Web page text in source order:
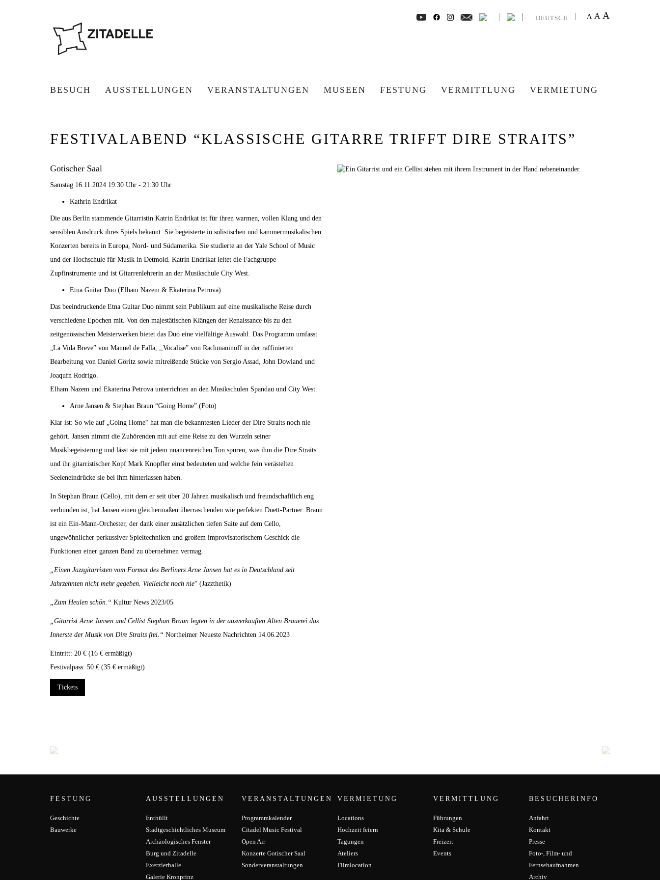
DEUTSCH A A A
BESUCH AUSSTELLUNGEN VERANSTALTUNGEN MUSEEN FESTUNG VERMITTLUNG VERMIETUNG
FESTIVALABEND “KLASSISCHE GITARRE TRIFFT DIRE STRAITS”
Gotischer Saal
Samstag 16.11.2024 19:30 Uhr - 21:30 Uhr
Kathrin Endrikat
Die aus Berlin stammende Gitarristin Katrin Endrikat ist für ihren warmen, vollen Klang und den
sensiblen Ausdruck ihres Spiels bekannt. Sie begeisterte in solistischen und kammermusikalischen
Konzerten bereits in Europa, Nord- und Südamerika. Sie studierte an der Yale School of Music
und der Hochschule für Musik in Detmold. Katrin Endrikat leitet die Fachgruppe
Zupfinstrumente und ist Gitarrenlehrerin an der Musikschule City West.
Etna Guitar Duo (Elham Nazem & Ekaterina Petrova)
Das beeindruckende Etna Guitar Duo nimmt sein Publikum auf eine musikalische Reise durch
verschiedene Epochen mit. Von den majestätischen Klängen der Renaissance bis zu den
zeitgenössischen Meisterwerken bietet das Duo eine vielfältige Auswahl. Das Programm umfasst
„La Vida Breve” von Manuel de Falla, ,,Vocalise” von Rachmaninoff in der raffinierten
Bearbeitung von Daniel Göritz sowie mitreißende Stücke von Sergio Assad, John Dowland und
Joaqufn Rodrigo.
Elham Nazem und Ekaterina Petrova unterrichten an den Musikschulen Spandau und City West.
Arne Jansen & Stephan Braun “Going Home” (Foto)
Klar ist: So wie auf „Going Home“ hat man die bekanntesten Lieder der Dire Straits noch nie
gehört. Jansen nimmt die Zuhörenden mit auf eine Reise zu den Wurzeln seiner
Musikbegeisterung und lässt sie mit jedem nuancenreichen Ton spüren, was ihm die Dire Straits
und ihr gitarristischer Kopf Mark Knopfler einst bedeuteten und welche fein verästelten
Seeleneindrücke sie bei ihm hinterlassen haben.
In Stephan Braun (Cello), mit dem er seit über 20 Jahren musikalisch und freundschaftlich eng
verbunden ist, hat Jansen einen gleichermaßen überraschenden wie perfekten Duett-Partner. Braun
ist ein Ein-Mann-Orchester, der dank einer zusätzlichen tiefen Saite auf dem Cello,
ungewöhnlicher perkussiver Spieltechniken und großem improvisatorischem Geschick die
Funktionen einer ganzen Band zu übernehmen vermag.
„Einen Jazzgitarristen vom Format des Berliners Arne Jansen hat es in Deutschland seit
Jahrzehnten nicht mehr gegeben. Vielleicht noch nie“ (Jazzthetik)
„Zum Heulen schön.“ Kultur News 2023/05
„Gitarrist Arne Jansen und Cellist Stephan Braun legten in der ausverkauften Alten Brauerei das
Innerste der Musik von Dire Straits frei.“ Northeimer Neueste Nachrichten 14.06.2023
Eintritt: 20 € (16 € ermäßigt)
Festivalpass: 50 € (35 € ermäßigt)
Tickets
FESTUNG
Geschichte
Bauwerke
AUSSTELLUNGEN
Enthüllt
Stadtgeschichtliches Museum
Archäologisches Fenster
Burg und Zitadelle
Exerzierhalle
Galerie Kronprinz
VERANSTALTUNGEN
Programmkalender
Citadel Music Festival
Open Air
Konzerte Gotischer Saal
Sonderveranstaltungen
VERMIETUNG
Locations
Hochzeit feiern
Tagungen
Ateliers
Filmlocation
VERMITTLUNG
Führungen
Kita & Schule
Freizeit
Events
BESUCHERINFO
Anfahrt
Kontakt
Presse
Foto-, Film- und
Fernsehaufnahmen
Archiv